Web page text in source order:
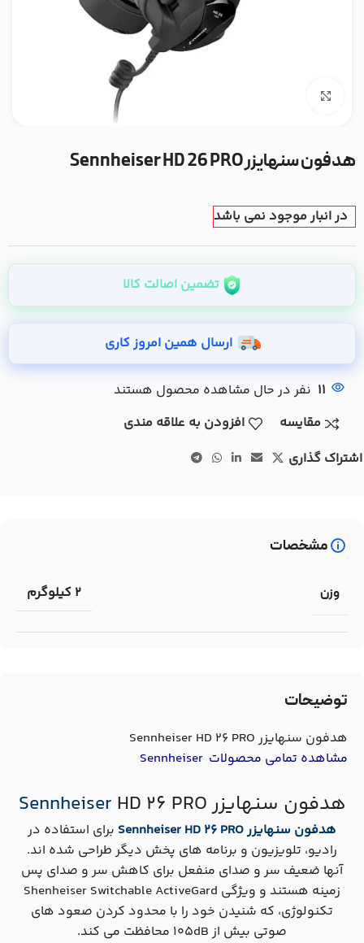
هدفون سنهایزر Sennheiser HD 26 PRO
در انبار موجود نمی باشد
تضمین اصالت کالا
ارسال همین امروز کاری
11 نفر در حال مشاهده محصول هستند
مقایسه
افزودن به علاقه مندی
اشتراک گذاری
توضیحات
هدفون سنهایزر Sennheiser HD 26 PRO
مشاهده تمامی محصولات Sennheiser
هدفون سنهایزر Sennheiser HD 26 PRO
هدفون سنهایزر Sennheiser HD 26 PRO
برای استفاده در
رادیو، تلویزیون و برنامه های پخش دیگر طراحی شده اند.
آنها ضعیف سر و صدای منفعل برای کاهش سر و صدای پس
زمینه هستند و ویژگی Shenheiser Switchable ActiveGard
تکنولوژی، که شنیدن خود را با محدود کردن صعود های
صوتی بیش از 105dB محافظت می کند.
مشخصات
وزن 2 کیلوگرم